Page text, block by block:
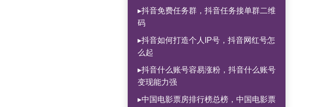
▸抖音免费任务群，抖音任务接单群二维
码
▸抖音如何打造个人IP号，抖音网红号怎
么起
▸抖音什么账号容易涨粉，抖音什么账号
变现能力强
▸中国电影票房排行榜总榜，中国电影票